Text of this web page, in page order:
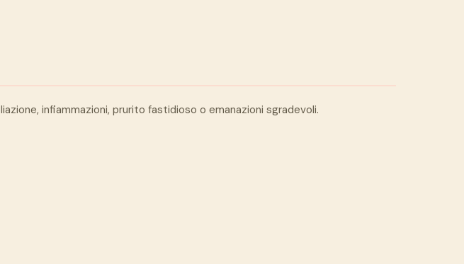
infiammazioni, prurito fastidioso o emanazioni sgradevoli.